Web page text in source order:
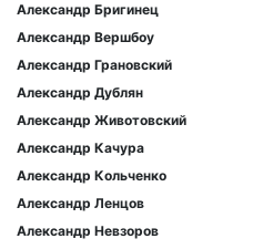
Александр Бригинец
Александр Вершбоу
Александр Грановский
Александр Дублян
Александр Животовский
Александр Качура
Александр Кольченко
Александр Ленцов
Александр Невзоров